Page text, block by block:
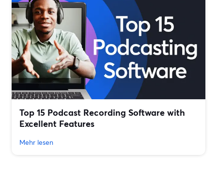
Top 15 Podcast Recording Software with
Excellent Features
Mehr lesen